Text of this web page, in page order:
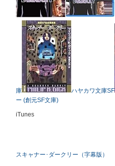
庫 ハヤカワ文庫SF
ー (創元SF文庫)
iTunes
スキャナー･ダークリー（字幕版）